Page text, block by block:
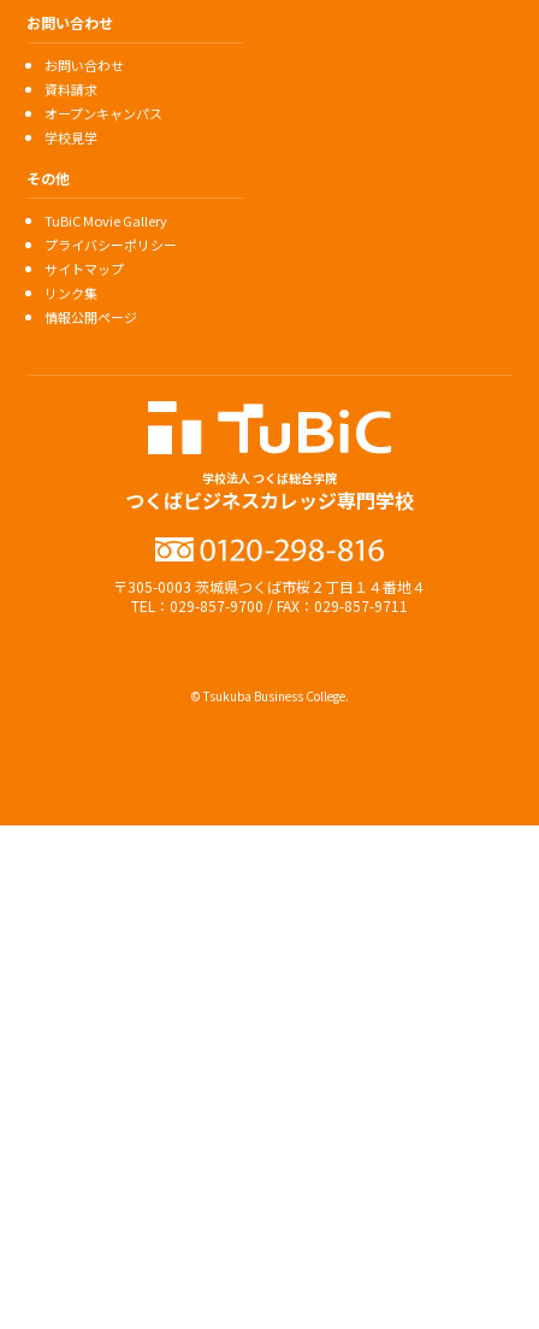
お問い合わせ
お問い合わせ
資料請求
オープンキャンパス
学校見学
その他
TuBiC Movie Gallery
プライバシーポリシー
サイトマップ
リンク集
情報公開ページ
学校法人 つくば総合学院
つくばビジネスカレッジ専門学校
〒305-0003 茨城県つくば市桜２丁目１４番地４
TEL：029-857-9700 / FAX：029-857-9711
© Tsukuba Business College.